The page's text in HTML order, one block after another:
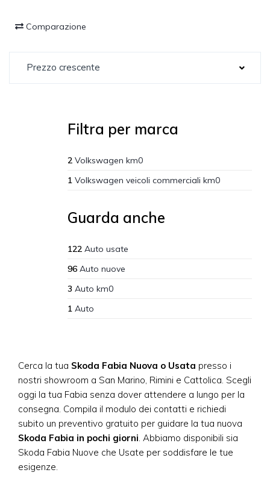
Comparazione
Prezzo crescente
Filtra per marca
2 Volkswagen km0
1 Volkswagen veicoli commerciali km0
Guarda anche
122 Auto usate
96 Auto nuove
3 Auto km0
1 Auto
Cerca la tua Skoda Fabia Nuova o Usata presso i
nostri showroom a San Marino, Rimini e Cattolica. Scegli
oggi la tua Fabia senza dover attendere a lungo per la
consegna. Compila il modulo dei contatti e richiedi
subito un preventivo gratuito per guidare la tua nuova
Skoda Fabia in pochi giorni. Abbiamo disponibili sia
Skoda Fabia Nuove che Usate per soddisfare le tue
esigenze.